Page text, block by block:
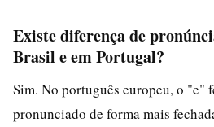
Existe diferença de
Brasil e em Portugal?
Sim. No português europeu, o "e"
pronunciado de forma mais